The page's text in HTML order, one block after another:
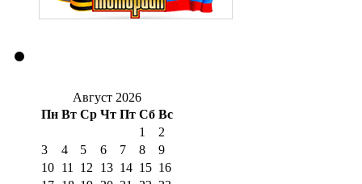
Август 2026
Пн Вт Ср Чт Пт Сб Вс
1
2
3
4 5 6 7 8
9
10 11 12 13 14 15 16